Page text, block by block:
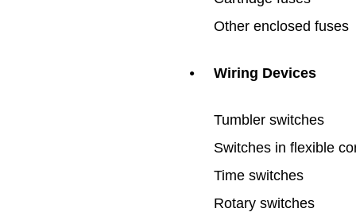
Other enclosed fuses
● Wiring Devices
Tumbler switches
Switches in flexible
Time switches
Rotary switches